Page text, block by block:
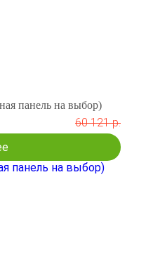
панель на выбор)
60 121 р.